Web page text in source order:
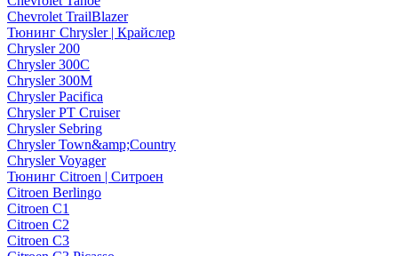
Chevrolet TrailBlazer
Тюнинг Chrysler | Крайслер
Chrysler 200
Chrysler 300C
Chrysler 300M
Chrysler Pacifica
Chrysler PT Cruiser
Chrysler Sebring
Chrysler Town&amp;Country
Chrysler Voyager
Тюнинг Citroen | Ситроен
Citroen Berlingo
Citroen C1
Citroen C2
Citroen C3